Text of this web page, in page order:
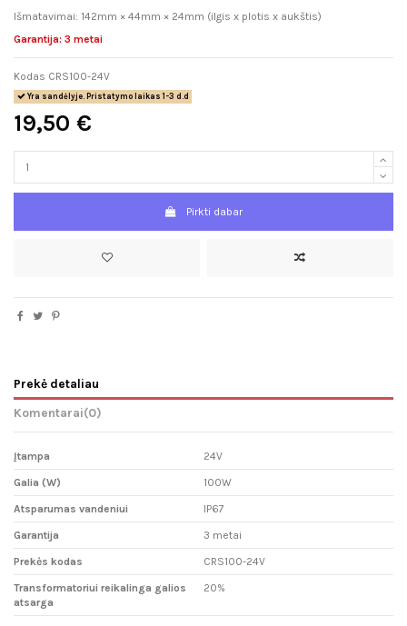
Išmatavimai: 142mm × 44mm × 24mm (ilgis x plotis x aukštis)
Garantija: 3 metai
Kodas CRS100-24V
Yra sandėlyje. Pristatymo laikas 1-3 d.d
19,50 €
Pirkti dabar
Prekė detaliau
Komentarai(0)
Įtampa 24V
Galia (W) 100W
Atsparumas vandeniui IP67
Garantija 3 metai
Prekės kodas CRS100-24V
Transformatoriui reikalinga galios
atsarga
20%